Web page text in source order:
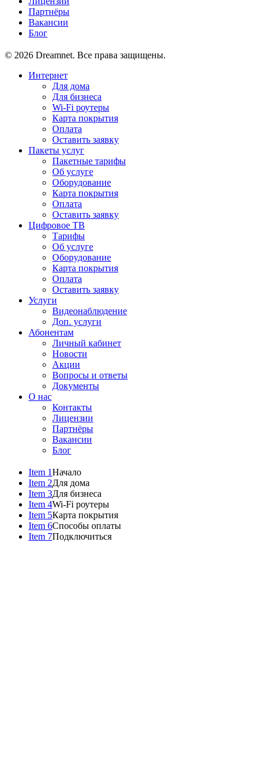
Партнёры
Вакансии
Блог
© 2026 Dreamnet. Все права защищены.
Интернет
Для дома
Для бизнеса
Wi-Fi роутеры
Карта покрытия
Оплата
Оставить заявку
Пакеты услуг
Пакетные тарифы
Об услуге
Оборудование
Карта покрытия
Оплата
Оставить заявку
Цифровое ТВ
Тарифы
Об услуге
Оборудование
Карта покрытия
Оплата
Оставить заявку
Услуги
Видеонаблюдение
Доп. услуги
Абонентам
Личный кабинет
Новости
Акции
Вопросы и ответы
Документы
О нас
Контакты
Лицензии
Партнёры
Вакансии
Блог
Item 1Начало
Item 2Для дома
Item 3Для бизнеса
Item 4Wi-Fi роутеры
Item 5Карта покрытия
Item 6Способы оплаты
Item 7Подключиться